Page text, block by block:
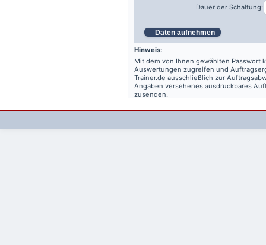
Dauer der Schaltung:
Daten aufnehmen
Hinweis:
Mit dem von Ihnen gewählten Passwort
Auswertungen zugreifen und
Trainer.de ausschließlich zur
Angaben versehenes ausdruckbares
zusenden.